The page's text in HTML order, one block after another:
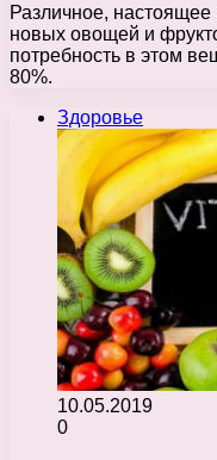
Различное,
новых овощей и
потребность в этом
80%.
Здоровье
10.05.2019
0